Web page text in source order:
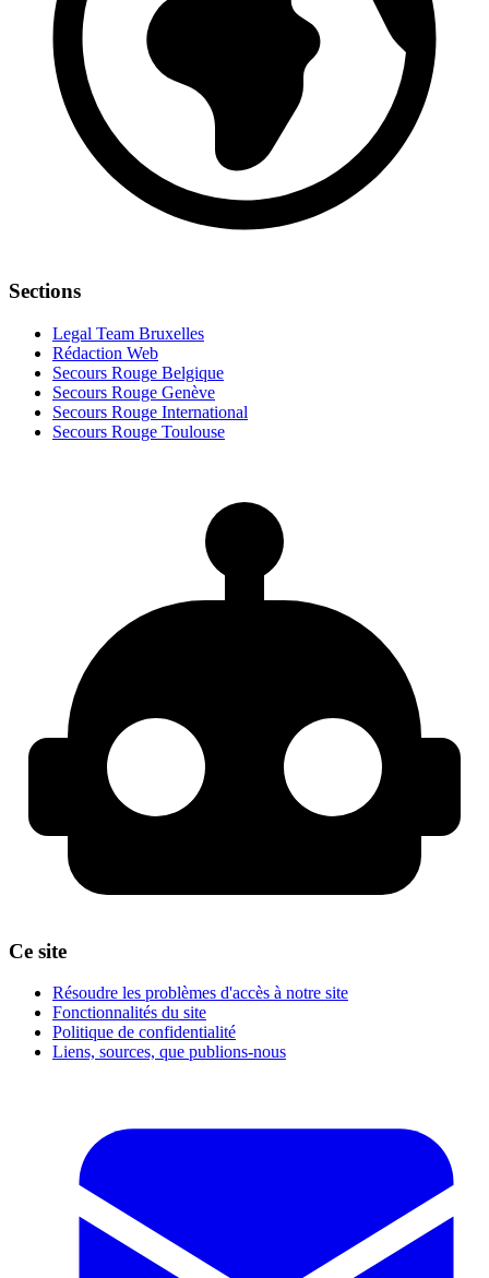
Sections
Legal Team Bruxelles
Rédaction Web
Secours Rouge Belgique
Secours Rouge Genève
Secours Rouge International
Secours Rouge Toulouse
Ce site
Résoudre les problèmes d'accès à notre site
Fonctionnalités du site
Politique de confidentialité
Liens, sources, que publions-nous